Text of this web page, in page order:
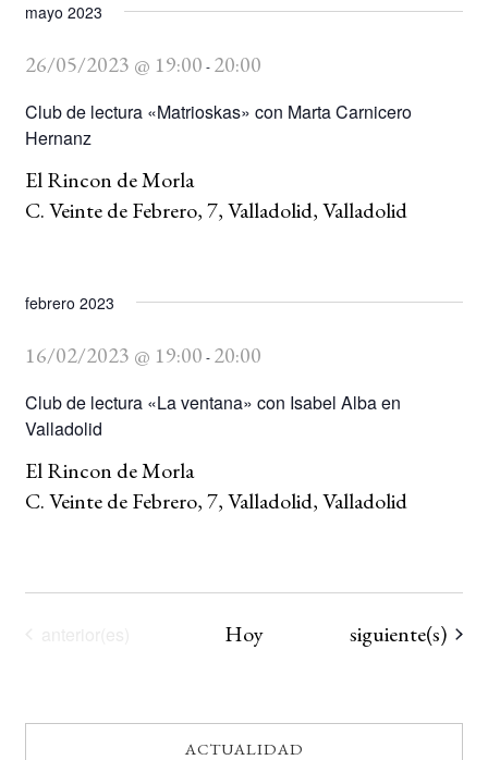
mayo 2023
Club de lectura «Matrioskas» con Marta Carnicero
Hernanz
26/05/2023 @ 19:00 - 20:00
El Rincon de Morla
C. Veinte de Febrero, 7, Valladolid, Valladolid
febrero 2023
Club de lectura «La ventana» con Isabel Alba en
Valladolid
16/02/2023 @ 19:00 - 20:00
El Rincon de Morla
C. Veinte de Febrero, 7, Valladolid, Valladolid
Hoy Eventos
siguiente(s)
ACTUALIDAD